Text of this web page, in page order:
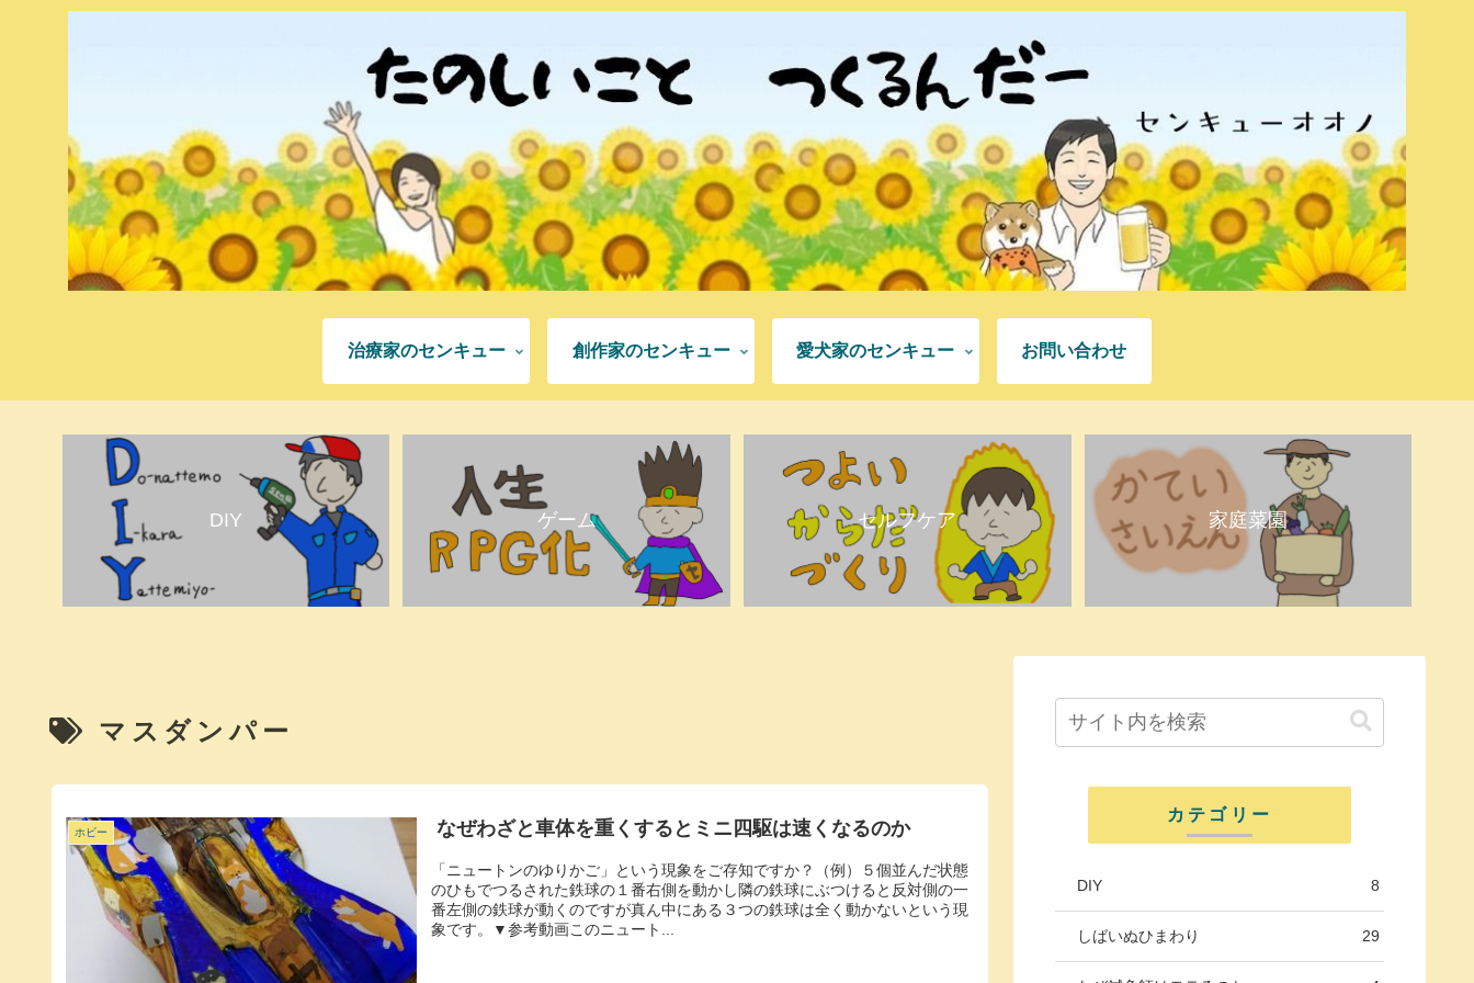
治療家のセンキュー 創作家のセンキュー 愛犬家のセンキュー お問い合わせ
DIY ゲーム セルフケア 家庭菜園
マスダンパー
ホビー なぜわざと車体を重くするとミニ四駆は速くなるのか
「ニュートンのゆりかご」という現象をご存知ですか？（例）５個並んだ状態
のひもでつるされた鉄球の１番右側を動かし隣の鉄球にぶつけると反対側の一
番左側の鉄球が動くのですが真ん中にある３つの鉄球は全く動かないという現
象です。▼参考動画このニュート...
カテゴリー
DIY 8
しばいぬひまわり 29